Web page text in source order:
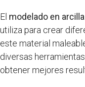
El modelado en arcilla
utiliza para crear
este material
diversas
obtener mejores